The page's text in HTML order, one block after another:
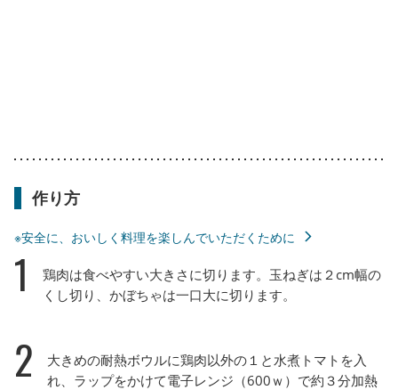
作り方
※安全に、おいしく料理を楽しんでいただくために
1
鶏肉は食べやすい大きさに切ります。玉ねぎは２cm幅の
くし切り、かぼちゃは一口大に切ります。
2
大きめの耐熱ボウルに鶏肉以外の１と水煮トマトを入
れ、ラップをかけて電子レンジ（600ｗ）で約３分加熱